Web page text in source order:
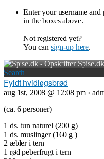
Enter your username and
in the boxes above.
Not registered yet?
You can sign-up here.
Search
Fyldt hvidløgsbrød
aug 1st, 2008 @ 12:08 pm ›
(ca. 6 personer)
1 ds. tun naturel (200 g)
1 ds. muslinger (160 g )
2 æbler i tern
1 rød peberfrugt i tern